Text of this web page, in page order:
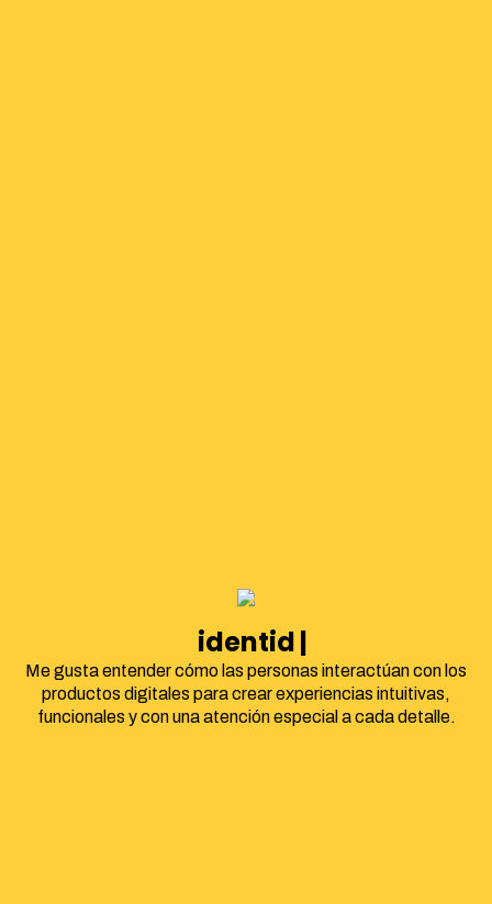
identidad corpor
Me gusta entender cómo las personas interactúan con los
productos digitales para crear experiencias intuitivas,
funcionales y con una atención especial a cada detalle.